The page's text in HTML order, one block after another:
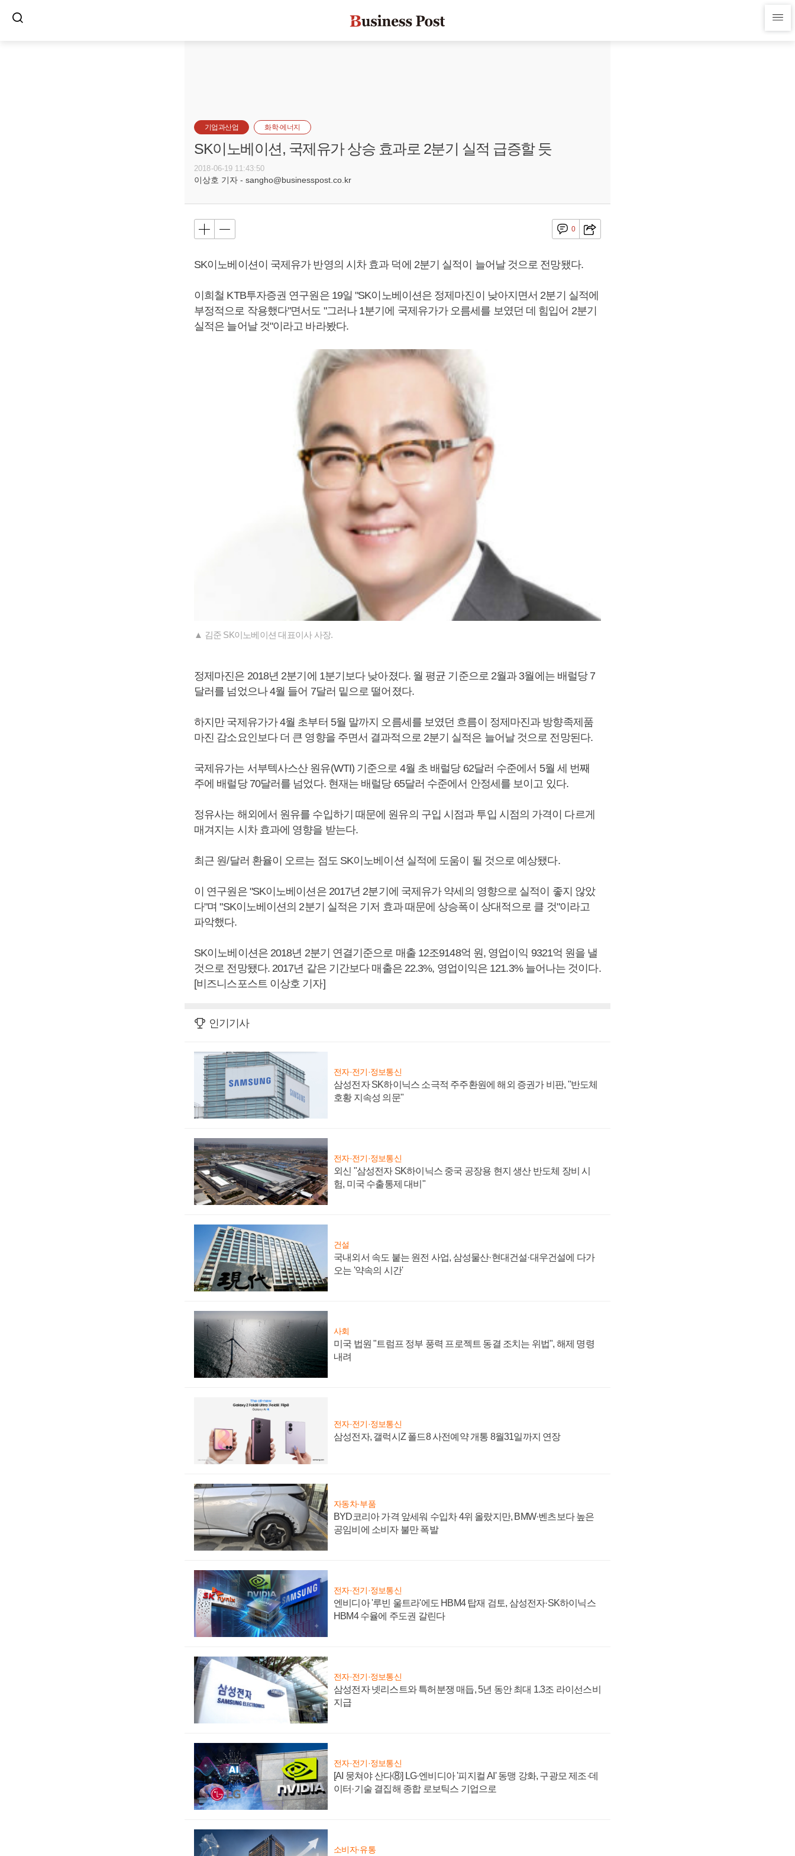
기업과산업 화학·에너지
SK이노베이션, 국제유가 상승 효과로 2분기 실적 급증할 듯
2018-06-19 11:43:50
이상호 기자 - sangho@businesspost.co.kr
0
SK이노베이션이 국제유가 반영의 시차 효과 덕에 2분기 실적이 늘어날 것으로 전망됐다.
이희철 KTB투자증권 연구원은 19일 "SK이노베이션은 정제마진이 낮아지면서 2분기 실적에
부정적으로 작용했다"면서도 "그러나 1분기에 국제유가가 오름세를 보였던 데 힘입어 2분기
실적은 늘어날 것"이라고 바라봤다.
▲ 김준 SK이노베이션 대표이사 사장.
정제마진은 2018년 2분기에 1분기보다 낮아졌다. 월 평균 기준으로 2월과 3월에는 배럴당 7
달러를 넘었으나 4월 들어 7달러 밑으로 떨어졌다.
하지만 국제유가가 4월 초부터 5월 말까지 오름세를 보였던 흐름이 정제마진과 방향족제품
마진 감소요인보다 더 큰 영향을 주면서 결과적으로 2분기 실적은 늘어날 것으로 전망된다.
국제유가는 서부텍사스산 원유(WTI) 기준으로 4월 초 배럴당 62달러 수준에서 5월 세 번째
주에 배럴당 70달러를 넘었다. 현재는 배럴당 65달러 수준에서 안정세를 보이고 있다.
정유사는 해외에서 원유를 수입하기 때문에 원유의 구입 시점과 투입 시점의 가격이 다르게
매겨지는 시차 효과에 영향을 받는다.
최근 원/달러 환율이 오르는 점도 SK이노베이션 실적에 도움이 될 것으로 예상됐다.
이 연구원은 "SK이노베이션은 2017년 2분기에 국제유가 약세의 영향으로 실적이 좋지 않았
다"며 "SK이노베이션의 2분기 실적은 기저 효과 때문에 상승폭이 상대적으로 클 것"이라고
파악했다.
SK이노베이션은 2018년 2분기 연결기준으로 매출 12조9148억 원, 영업이익 9321억 원을 낼
것으로 전망됐다. 2017년 같은 기간보다 매출은 22.3%, 영업이익은 121.3% 늘어나는 것이다.
[비즈니스포스트 이상호 기자]
인기기사
전자·전기·정보통신
삼성전자 SK하이닉스 소극적 주주환원에 해외 증권가 비판, "반도체
호황 지속성 의문"
전자·전기·정보통신
외신 "삼성전자 SK하이닉스 중국 공장용 현지 생산 반도체 장비 시
험, 미국 수출통제 대비"
건설
국내외서 속도 붙는 원전 사업, 삼성물산·현대건설·대우건설에 다가
오는 '약속의 시간'
사회
미국 법원 "트럼프 정부 풍력 프로젝트 동결 조치는 위법", 해제 명령
내려
전자·전기·정보통신
삼성전자, 갤럭시Z 폴드8 사전예약 개통 8월31일까지 연장
자동차·부품
BYD코리아 가격 앞세워 수입차 4위 올랐지만, BMW·벤츠보다 높은
공임비에 소비자 불만 폭발
전자·전기·정보통신
엔비디아 '루빈 울트라'에도 HBM4 탑재 검토, 삼성전자·SK하이닉스
HBM4 수율에 주도권 갈린다
전자·전기·정보통신
삼성전자 넷리스트와 특허분쟁 매듭, 5년 동안 최대 1.3조 라이선스비
지급
전자·전기·정보통신
[AI 뭉쳐야 산다⑧] LG·엔비디아 '피지컬 AI' 동맹 강화, 구광모 제조·데
이터·기술 결집해 종합 로보틱스 기업으로
소비자·유통